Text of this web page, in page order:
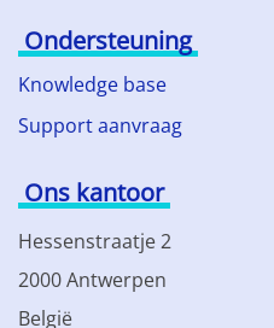
Ondersteuning
Knowledge base
Support aanvraag
Ons kantoor
Hessenstraatje 2
2000 Antwerpen
België